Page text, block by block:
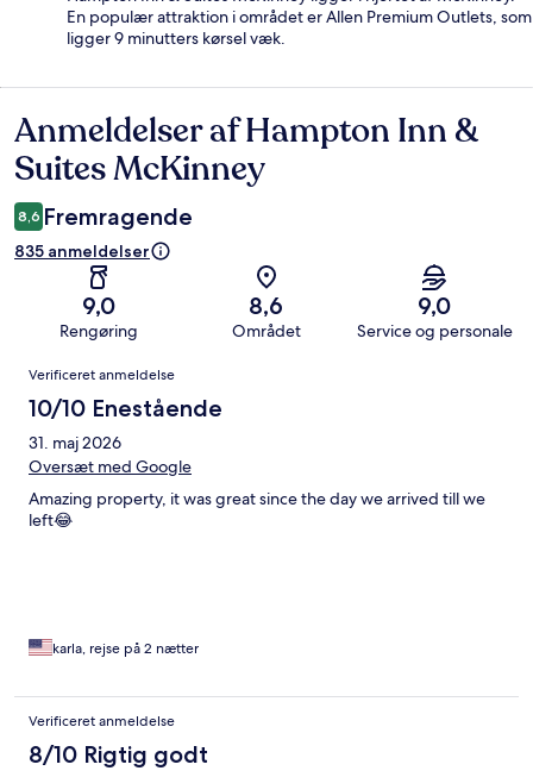
En populær attraktion i området er Allen Premium Outlets, som
ligger 9 minutters kørsel væk.
Anmeldelser
Anmeldelser af Hampton Inn &
Suites McKinney
8,6 Fremragende
835 anmeldelser
9,0
Rengøring
8,6
Området
9,0
Service og personale
Anmeldelser
Verificeret anmeldelse
10/10 Enestående
31. maj 2026
Oversæt med Google
Amazing property, it was great since the day we arrived till we
left😂
karla, rejse på 2 nætter
Verificeret anmeldelse
8/10 Rigtig godt